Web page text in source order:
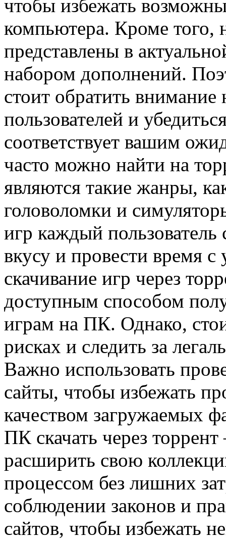
чтобы избежать
компьютера. Кроме того,
представлены в
набором дополнений.
стоит обратить
пользователей и
соответствует вашим
часто можно найти на
являются такие жанры,
головоломки и
игр каждый
вкусу и провести время
скачивание игр через
доступным способом
играм на ПК. Однако,
рисках и следить за
Важно использовать
сайты, чтобы избежать
качеством загружаемых
ПК скачать через
расширить свою
процессом без лишних
соблюдении законов и
сайтов, чтобы избежать